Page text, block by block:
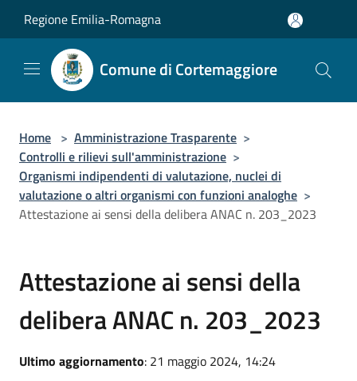
Regione Emilia-Romagna
Comune di Cortemaggiore
Home > Amministrazione Trasparente >
Controlli e rilievi sull'amministrazione >
Organismi indipendenti di valutazione, nuclei di
valutazione o altri organismi con funzioni analoghe >
Attestazione ai sensi della delibera ANAC n. 203_2023
Attestazione ai sensi della
delibera ANAC n. 203_2023
Ultimo aggiornamento: 21 maggio 2024, 14:24